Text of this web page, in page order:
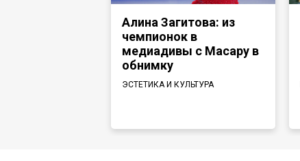
Алина Загитова: из
чемпионок в
медиадивы с Масару в
обнимку
ЭСТЕТИКА И КУЛЬТУРА